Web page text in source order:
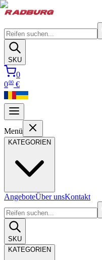
SKU
0
000 €
Menü
KATEGORIEN
AngeboteÜber unsKontakt
SKU
KATEGORIEN